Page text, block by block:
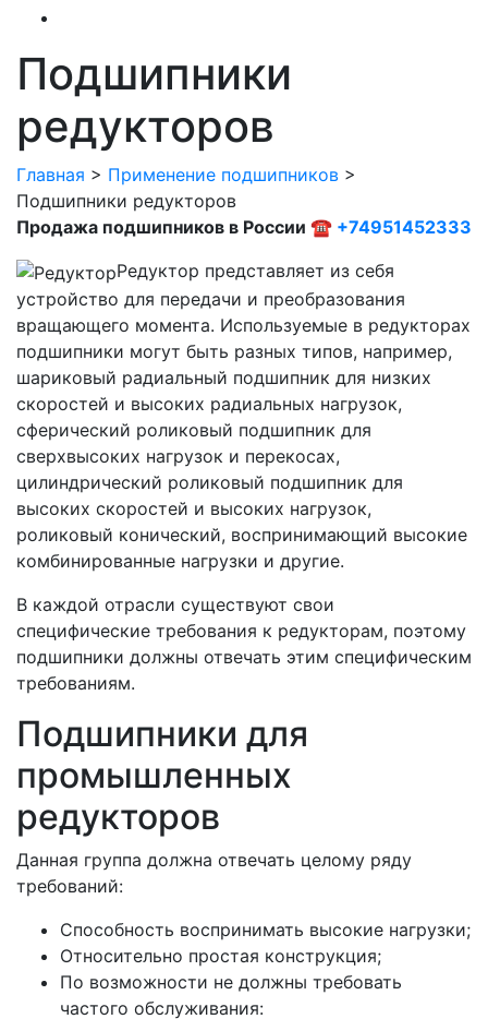
Подшипники
редукторов
Главная > Применение подшипников >
Подшипники редукторов
Продажа подшипников в России ☎ +74951452333
Редуктор представляет из себя
устройство для передачи и преобразования
вращающего момента. Используемые в редукторах
подшипники могут быть разных типов, например,
шариковый радиальный подшипник для низких
скоростей и высоких радиальных нагрузок,
сферический роликовый подшипник для
сверхвысоких нагрузок и перекосах,
цилиндрический роликовый подшипник для
высоких скоростей и высоких нагрузок,
роликовый конический, воспринимающий высокие
комбинированные нагрузки и другие.
В каждой отрасли существуют свои
специфические требования к редукторам, поэтому
подшипники должны отвечать этим специфическим
требованиям.
Подшипники для
промышленных
редукторов
Данная группа должна отвечать целому ряду
требований:
Способность воспринимать высокие нагрузки;
Относительно простая конструкция;
По возможности не должны требовать
частого обслуживания: